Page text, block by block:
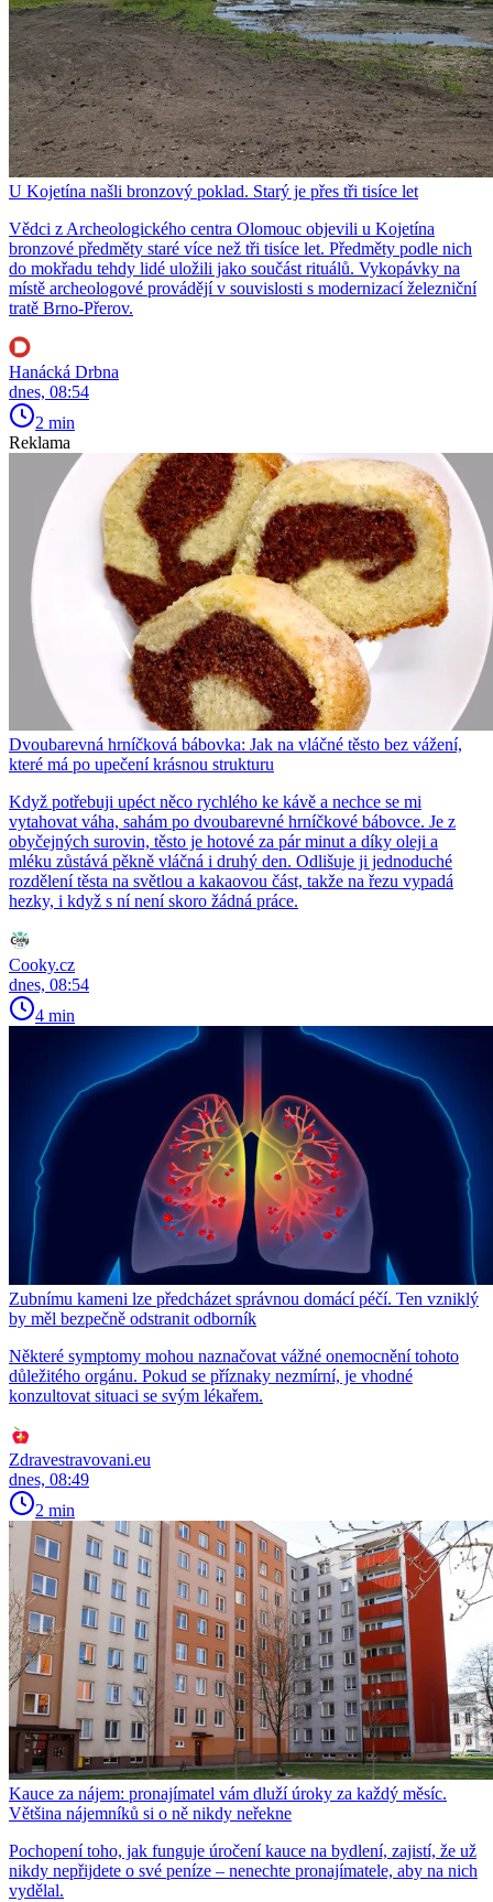
U Kojetína našli bronzový poklad. Starý je přes tři tisíce let
Vědci z Archeologického centra Olomouc objevili u Kojetína
bronzové předměty staré více než tři tisíce let. Předměty podle nich
do mokřadu tehdy lidé uložili jako součást rituálů. Vykopávky na
místě archeologové provádějí v souvislosti s modernizací železniční
tratě Brno-Přerov.
Hanácká Drbna
dnes, 08:54
2 min
Reklama
Dvoubarevná hrníčková bábovka: Jak na vláčné těsto bez vážení,
které má po upečení krásnou strukturu
Když potřebuji upéct něco rychlého ke kávě a nechce se mi
vytahovat váha, sahám po dvoubarevné hrníčkové bábovce. Je z
obyčejných surovin, těsto je hotové za pár minut a díky oleji a
mléku zůstává pěkně vláčná i druhý den. Odlišuje ji jednoduché
rozdělení těsta na světlou a kakaovou část, takže na řezu vypadá
hezky, i když s ní není skoro žádná práce.
Cooky.cz
dnes, 08:54
4 min
Zubnímu kameni lze předcházet správnou domácí péčí. Ten vzniklý
by měl bezpečně odstranit odborník
Některé symptomy mohou naznačovat vážné onemocnění tohoto
důležitého orgánu. Pokud se příznaky nezmírní, je vhodné
konzultovat situaci se svým lékařem.
Zdravestravovani.eu
dnes, 08:49
2 min
Kauce za nájem: pronajímatel vám dluží úroky za každý měsíc.
Většina nájemníků si o ně nikdy neřekne
Pochopení toho, jak funguje úročení kauce na bydlení, zajistí, že už
nikdy nepřijdete o své peníze – nenechte pronajímatele, aby na nich
vydělal.